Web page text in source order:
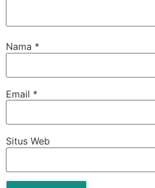
Nama *
Email *
Situs Web